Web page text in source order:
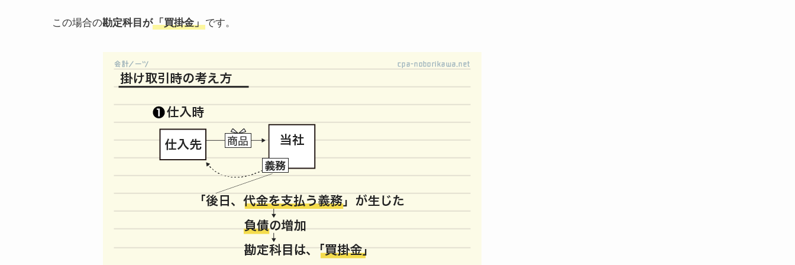
この場合の勘定科目が「買掛金」です。